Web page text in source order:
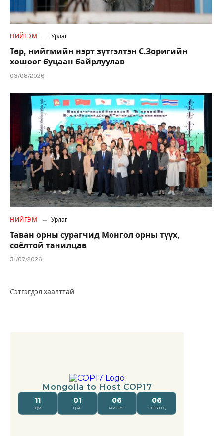
НИЙГЭМ Урлаг
Төр, нийгмийн нэрт зүтгэлтэн С.Зоригийн
хөшөөг буцаан байрлуулав
03/08/2026
НИЙГЭМ Урлаг
Таван орны сурагчид Монгол орны түүх,
соёлтой танилцав
31/07/2026
Сэтгэгдэл хаалттай